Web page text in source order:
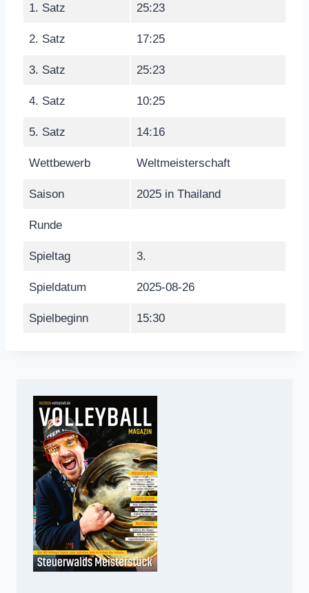
1. Satz 25:23
2. Satz 17:25
3. Satz 25:23
4. Satz 10:25
5. Satz 14:16
Wettbewerb Weltmeisterschaft
Saison 2025 in Thailand
Runde
Spieltag 3.
Spieldatum 2025-08-26
Spielbeginn 15:30